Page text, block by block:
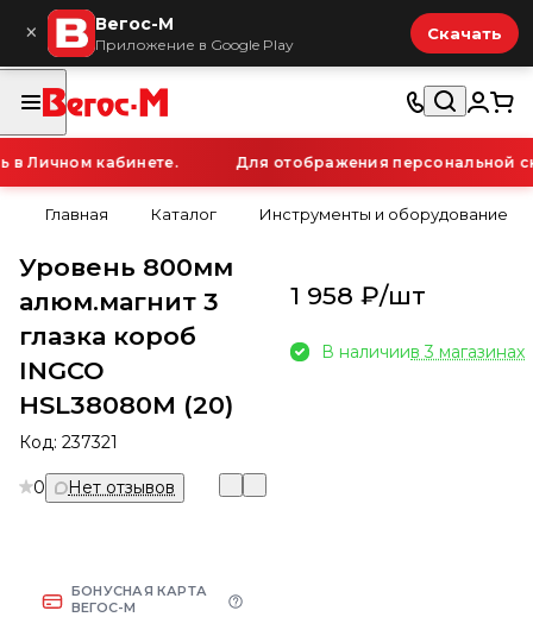
× Вегос-М
Приложение в Google Play
Скачать
Личном кабинете. Для отображения персональной
Главная Каталог Инструменты и оборудование
Уровень 800мм
алюм.магнит 3
глазка короб
INGCO
HSL38080М (20)
Код: 237321
0 Нет отзывов
БОНУСНАЯ КАРТА
ВЕГОС-М
1 958 ₽/шт
В наличиив 3 магазинах